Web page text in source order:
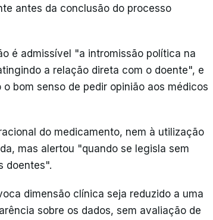
antes da conclusão do processo
é admissível "a intromissão política na
a relação direta com o doente", e
bom senso de pedir opinião aos médicos
do medicamento, nem à utilização
mas alertou "quando se legisla sem
doentes".
dimensão clínica seja reduzido a uma
sobre os dados, sem avaliação de